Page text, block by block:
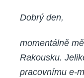
Dobrý den,
momentálně
Rakousku.
pracovnímu e-